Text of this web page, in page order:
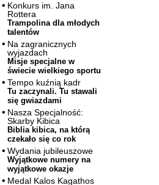
Konkurs im. Jana
Rottera
Trampolina dla młodych
talentów
Na zagranicznych
wyjazdach
Misje specjalne w
świecie wielkiego sportu
Tempo kuźnią kadr
Tu zaczynali. Tu stawali
się gwiazdami
Nasza Specjalność:
Skarby Kibica
Biblia kibica, na którą
czekało się co rok
Wydania jubileuszowe
Wyjątkowe numery na
wyjątkowe okazje
Medal Kalos Kagathos